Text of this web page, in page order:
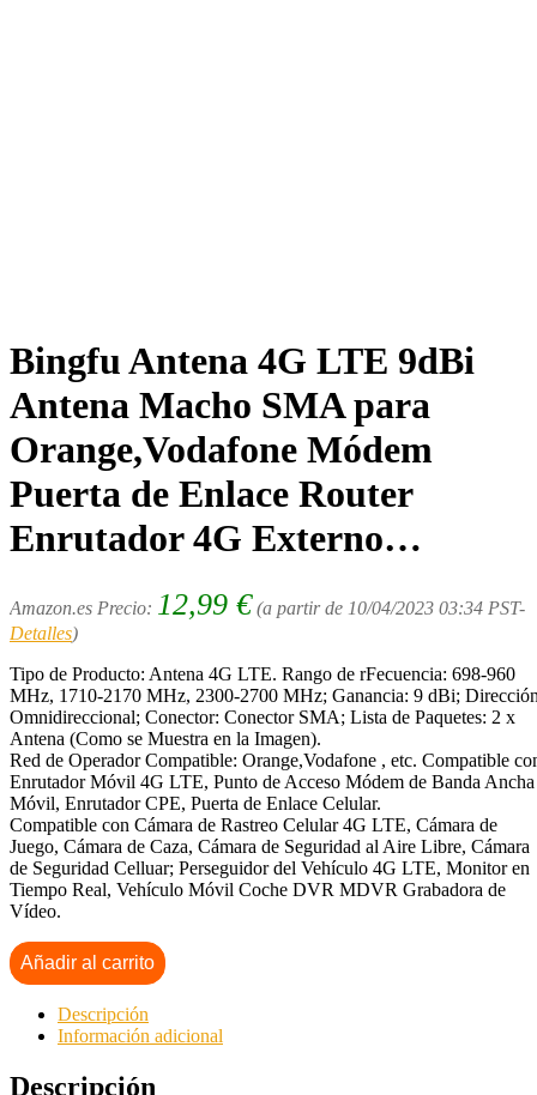
Bingfu Antena 4G LTE 9dBi
Antena Macho SMA para
Orange,Vodafone Módem
Puerta de Enlace Router
Enrutador 4G Externo…
Amazon.es Precio: 12,99 € (a partir de 10/04/2023 03:34 PST-
Detalles)
Tipo de Producto: Antena 4G LTE. Rango de rFecuencia: 698-960
MHz, 1710-2170 MHz, 2300-2700 MHz; Ganancia: 9 dBi;
Omnidireccional; Conector: Conector SMA; Lista de Paquetes: 2 x
Antena (Como se Muestra en la Imagen).
Red de Operador Compatible: Orange,Vodafone , etc. Compatible
Enrutador Móvil 4G LTE, Punto de Acceso Módem de Banda Ancha
Móvil, Enrutador CPE, Puerta de Enlace Celular.
Compatible con Cámara de Rastreo Celular 4G LTE, Cámara de
Juego, Cámara de Caza, Cámara de Seguridad al Aire Libre, Cámara
de Seguridad Celluar; Perseguidor del Vehículo 4G LTE, Monitor en
Tiempo Real, Vehículo Móvil Coche DVR MDVR Grabadora de
Vídeo.
Añadir al carrito
Descripción
Información adicional
Descripción